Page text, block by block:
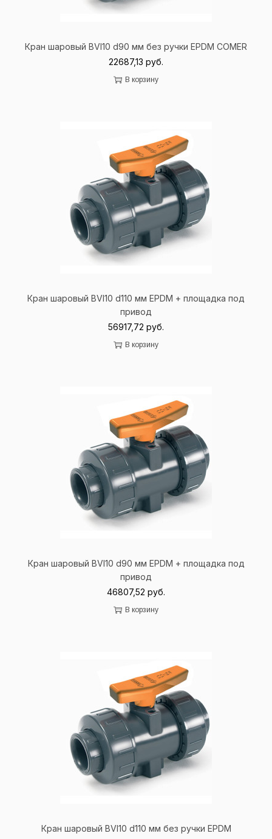
Кран шаровый BVI10 d90 мм без ручки EPDM COMER
22687,13 руб.
В корзину
Кран шаровый BVI10 d110 мм EPDM + площадка под
привод
56917,72 руб.
В корзину
Кран шаровый BVI10 d90 мм EPDM + площадка под
привод
46807,52 руб.
В корзину
Кран шаровый BVI10 d110 мм без ручки EPDM